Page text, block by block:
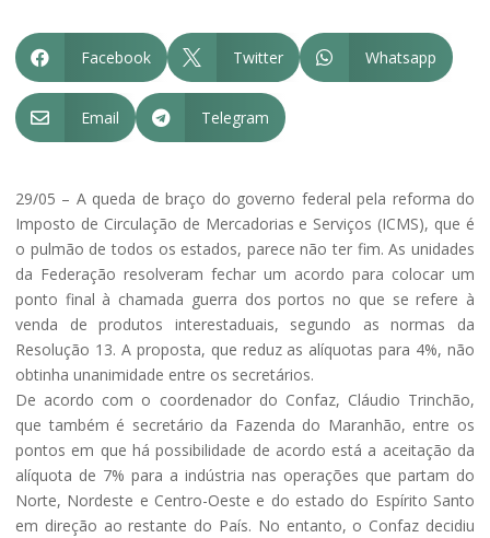
 Facebook  Twitter  Whatsapp
 Email  Telegram
29/05 – A queda de braço do governo federal pela reforma do
Imposto de Circulação de Mercadorias e Serviços (ICMS), que é
o pulmão de todos os estados, parece não ter fim. As unidades
da Federação resolveram fechar um acordo para colocar um
ponto final à chamada guerra dos portos no que se refere à
venda de produtos interestaduais, segundo as normas da
Resolução 13. A proposta, que reduz as alíquotas para 4%, não
obtinha unanimidade entre os secretários.
De acordo com o coordenador do Confaz, Cláudio Trinchão,
que também é secretário da Fazenda do Maranhão, entre os
pontos em que há possibilidade de acordo está a aceitação da
alíquota de 7% para a indústria nas operações que partam do
Norte, Nordeste e Centro-Oeste e do estado do Espírito Santo
em direção ao restante do País. No entanto, o Confaz decidiu